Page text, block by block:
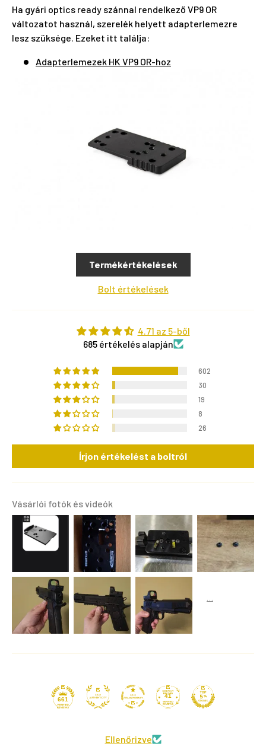
Ha gyári optics ready szánnal rendelkező VP9 OR
változatot használ, szerelék helyett adapterlemezre
lesz szüksége. Ezeket itt találja:
Adapterlemezek HK VP9 OR-hoz
Termékértékelések
Bolt értékelések
4.71 az 5-ből
685 értékelés alapján
602
30
19
8
26
Írjon értékelést a boltról
Vásárlói fotók és videók
661
41
Ellenőrizve